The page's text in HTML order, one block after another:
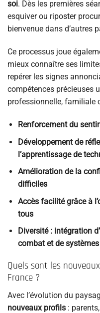
soi. Dès les premières
esquiver ou riposter
bienvenue dans d’autres
Ce processus joue
mieux connaître ses
repérer les signes
compétences précieuses
professionnelle, familiale
Renforcement du
Développement de
l’apprentissage de
Amélioration de la
difficiles
Accès facilité grâce à
tous
Diversité : intégration
combat et de
Quels sont les
France ?
Avec l’évolution du
nouveaux profils :